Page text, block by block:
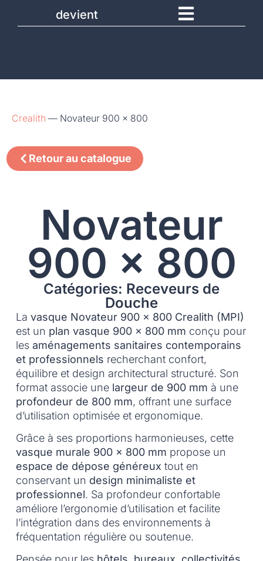
devient
Crealith — Novateur 900 x 800
Retour au catalogue
Novateur
900 x 800
Catégories: Receveurs de
Douche
La vasque Novateur 900 x 800 Crealith (MPI)
est un plan vasque 900 x 800 mm conçu pour
les aménagements sanitaires contemporains
et professionnels recherchant confort,
équilibre et design architectural structuré. Son
format associe une largeur de 900 mm à une
profondeur de 800 mm, offrant une surface
d’utilisation optimisée et ergonomique.
Grâce à ses proportions harmonieuses, cette
vasque murale 900 x 800 mm propose un
espace de dépose généreux tout en
conservant un design minimaliste et
professionnel. Sa profondeur confortable
améliore l’ergonomie d’utilisation et facilite
l’intégration dans des environnements à
fréquentation régulière ou soutenue.